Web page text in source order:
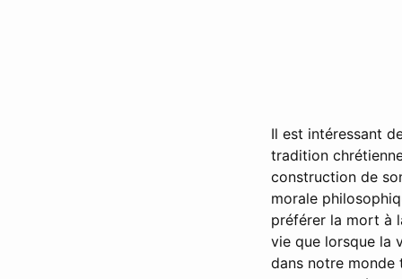
Il est intéressant
tradition
construction de
morale
préférer la mort à
vie que lorsque la
dans notre monde